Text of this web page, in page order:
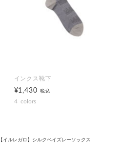
インクス靴下
¥1,430税込
4 colors
【イルレガロ】シルクペイズレーソックス